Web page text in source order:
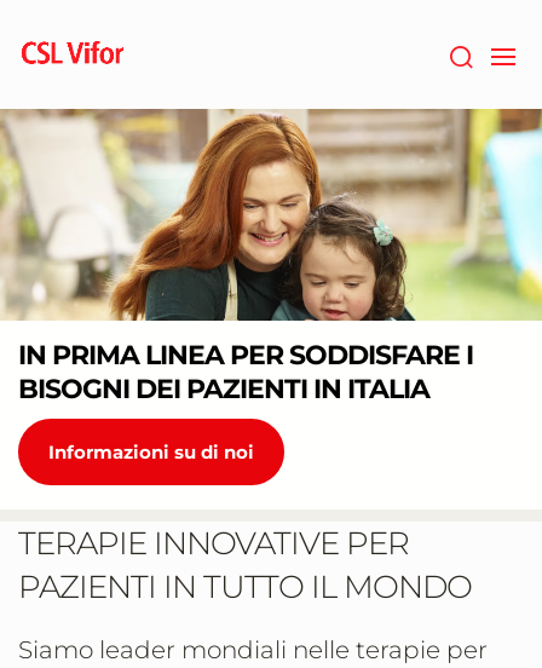
contenuto
IN PRIMA LINEA PER SODDISFARE I
BISOGNI DEI PAZIENTI IN ITALIA
Informazioni su di noi
TERAPIE INNOVATIVE PER
PAZIENTI IN TUTTO IL MONDO
Siamo leader mondiali nelle terapie per